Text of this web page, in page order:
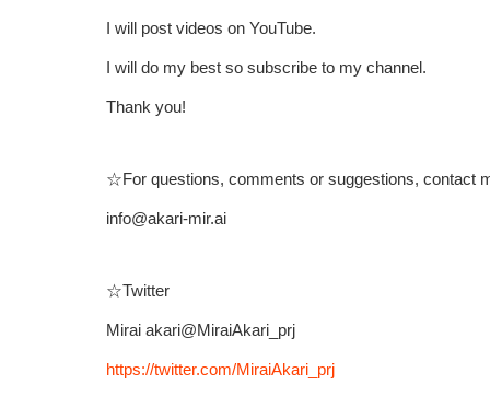
I will post videos on YouTube.
I will do my best so subscribe to my channel.
Thank you!
☆For questions, comments or suggestions, contact
info@akari-mir.ai
☆Twitter
Mirai akari@MiraiAkari_prj
https://twitter.com/MiraiAkari_prj